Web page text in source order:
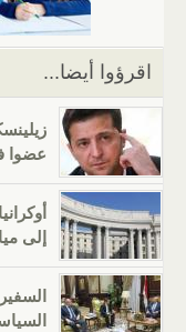
k
اقرؤوا أيضا...
عضوا
إلى